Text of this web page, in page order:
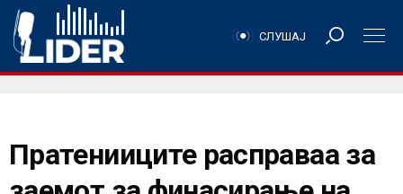
СЛУШАЈ
Пратенииците расправаа за